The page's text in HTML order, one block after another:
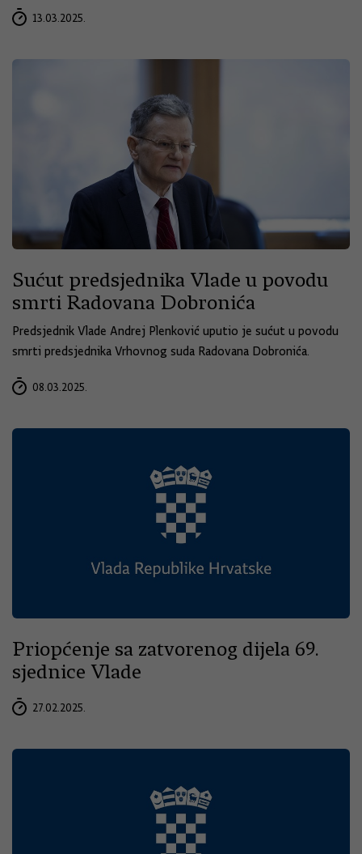
13.03.2025.
Sućut predsjednika Vlade u povodu
smrti Radovana Dobronića
Predsjednik Vlade Andrej Plenković uputio je sućut u povodu
smrti predsjednika Vrhovnog suda Radovana Dobronića.
08.03.2025.
Priopćenje sa zatvorenog dijela 69.
sjednice Vlade
27.02.2025.